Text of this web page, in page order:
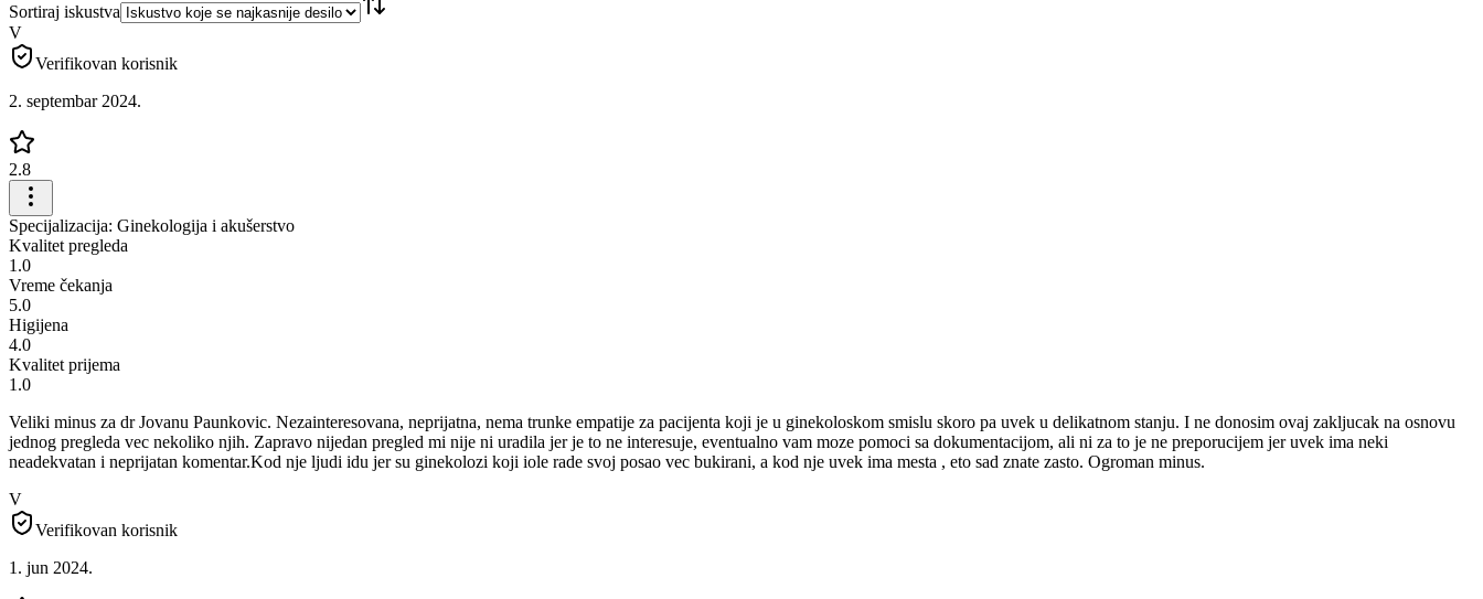
Sortiraj iskustva
V
Verifikovan korisnik
2. septembar 2024.
2.8
Specijalizacija: Ginekologija i akušerstvo
Kvalitet pregleda
1.0
Vreme čekanja
5.0
Higijena
4.0
Kvalitet prijema
1.0
Veliki minus za dr Jovanu Paunkovic. Nezainteresovana, neprijatna, nema trunke empatije za pacijenta koji je u ginekoloskom smislu skoro pa uvek u delikatnom stanju. I ne donosim ovaj zakljucak na osnovu
jednog pregleda vec nekoliko njih. Zapravo nijedan pregled mi nije ni uradila jer je to ne interesuje, eventualno vam moze pomoci sa dokumentacijom, ali ni za to je ne preporucijem jer uvek ima neki
neadekvatan i neprijatan komentar.Kod nje ljudi idu jer su ginekolozi koji iole rade svoj posao vec bukirani, a kod nje uvek ima mesta , eto sad znate zasto. Ogroman minus.
V
Verifikovan korisnik
1. jun 2024.